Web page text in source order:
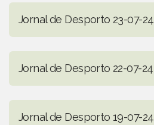
Jornal de Desporto 23-07-24
Jornal de Desporto 22-07-24
Jornal de Desporto 19-07-24